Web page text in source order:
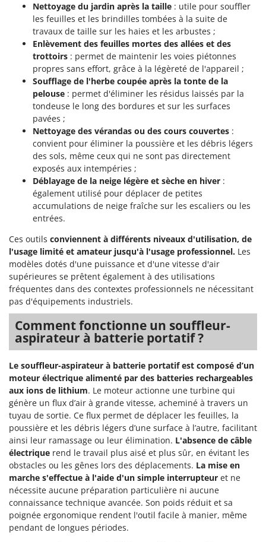
Nettoyage du jardin après la taille : utile pour souffler
les feuilles et les brindilles tombées à la suite de
travaux de taille sur les haies et les arbustes ;
Enlèvement des feuilles mortes des allées et des
trottoirs : permet de maintenir les voies piétonnes
propres sans effort, grâce à la légèreté de l'appareil ;
Soufflage de l'herbe coupée après la tonte de la
pelouse : permet d'éliminer les résidus laissés par la
tondeuse le long des bordures et sur les surfaces
pavées ;
Nettoyage des vérandas ou des cours couvertes :
convient pour éliminer la poussière et les débris légers
des sols, même ceux qui ne sont pas directement
exposés aux intempéries ;
Déblayage de la neige légère et sèche en hiver :
également utilisé pour déplacer de petites
accumulations de neige fraîche sur les escaliers ou les
entrées.
Ces outils conviennent à différents niveaux d'utilisation, de
l'usage limité et amateur jusqu'à l'usage professionnel. Les
modèles dotés d'une puissance et d'une vitesse d'air
supérieures se prêtent également à des utilisations
fréquentes dans des contextes professionnels ne nécessitant
pas d'équipements industriels.
Comment fonctionne un souffleur-
aspirateur à batterie portatif ?
Le souffleur-aspirateur à batterie portatif est composé d’un
moteur électrique alimenté par des batteries rechargeables
aux ions de lithium. Le moteur actionne une turbine qui
génère un flux d’air à grande vitesse, acheminé à travers un
tuyau de sortie. Ce flux permet de déplacer les feuilles, la
poussière et les débris légers d’une surface à l’autre, facilitant
ainsi leur ramassage ou leur élimination. L'absence de câble
électrique rend le travail plus aisé et plus sûr, en évitant les
obstacles ou les gênes lors des déplacements. La mise en
marche s'effectue à l'aide d'un simple interrupteur et ne
nécessite aucune préparation particulière ni aucune
connaissance technique avancée. Son poids réduit et sa
poignée ergonomique rendent l'outil facile à manier, même
pendant de longues périodes.